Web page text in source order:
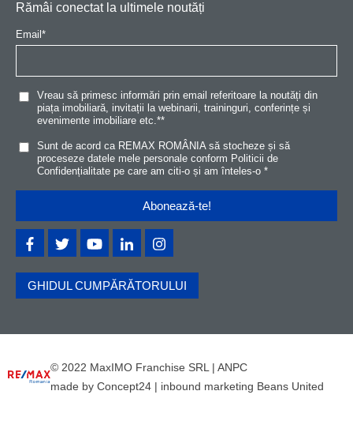
Rămâi conectat la ultimele noutăți
Email *
Vreau să primesc informări prin email referitoare la noutăți din
piața imobiliară, invitații la webinarii, traininguri, conferințe și
evenimente imobiliare etc.**
Sunt de acord ca REMAX ROMÂNIA să stocheze și să
proceseze datele mele personale conform Politicii de
Confidențialitate pe care am citi-o și am înteles-o *
GHIDUL CUMPĂRĂTORULUI
© 2022 MaxIMO Franchise SRL | ANPC
made by Concept24| inbound marketing Beans United